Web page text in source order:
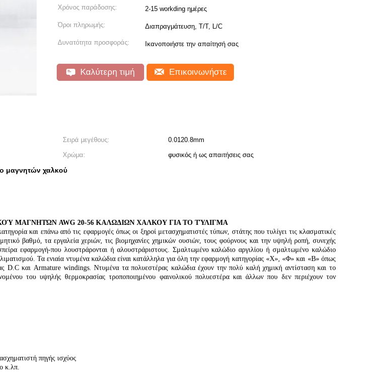
Χρόνος παράδοσης: 2-15 workding ημέρες
Όροι πληρωμής: Διαπραγμάτευση, T/T, L/C
Δυνατότητα προσφοράς: Ικανοποιήστε την απαίτησή σας
Καλύτερη τιμή Επικοινωνήστε
Σειρά μεγέθους:
0.0120.8mm
Χρώμα:
φυσικός ή ως απαιτήσεις σας
μαγνητών χαλκού
ΜΑΓΝΗΤΏΝ AWG 20-56 ΚΑΛΩΔΙΩΝ ΧΑΛΚΟΥ ΓΙΑ ΤΟ ΤΎΛΙΓΜΑ
και επάνω από τις εφαρμογές όπως οι ξηροί μετασχηματιστές τύπων, στάτης που τυλίγει τις κλασματικές
βαθμό, τα εργαλεία χεριών, τις βιομηχανίες χημικών ουσιών, τους φούρνους και την υψηλή ροπή, συνεχής
εφαρμογή-που λουστράρονται ή αλουστράριστους. Σμαλτωμένο καλώδιο αργιλίου ή σμαλτωμένο καλώδιο
Τα ενιαία ντυμένα καλώδια είναι κατάλληλα για όλη την εφαρμογή κατηγορίας «Χ», «Φ» και «Β» όπως
D.C και Armature windings. Ντυμένα τα πολυεστέρας καλώδια έχουν την πολύ καλή χημική αντίσταση και το
του υψηλής θερμοκρασίας τροποποιημένου φαινολικού πολυεστέρα και άλλων που δεν περιέχουν τον
πηγής ισχύος
κ.λπ.